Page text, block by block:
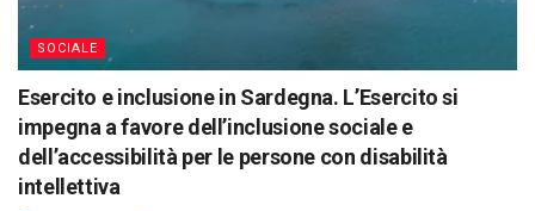
SOCIALE
Esercito e inclusione in Sardegna. L’Esercito si
impegna a favore dell’inclusione sociale e
dell’accessibilità per le persone con disabilità
intellettiva